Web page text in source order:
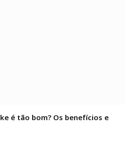
é tão bom? Os benefícios e